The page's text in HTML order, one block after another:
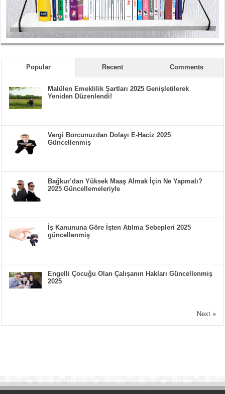
Popular Recent Comments
Malülen Emeklilik Şartları 2025 Genişletilerek
Yeniden Düzenlendi!
Vergi Borcunuzdan Dolayı E-Haciz 2025
Güncellenmiş
Bağkur’dan Yüksek Maaş Almak İçin Ne Yapmalı?
2025 Güncellemeleriyle
İş Kanununa Göre İşten Atılma Sebepleri 2025
güncellenmiş
Engelli Çocuğu Olan Çalışanın Hakları Güncellenmiş
2025
Next »